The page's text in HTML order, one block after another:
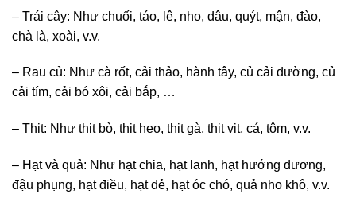
– Trái cây: Như chuối, táo, lê, nho, dâu, quýt, mận, đào,
chà là, xoài, v.v.
– Rau củ: Như cà rốt, cải thảo, hành tây, củ cải đường, củ
cải tím, cải bó xôi, cải bắp, …
– Thịt: Như thịt bò, thịt heo, thịt gà, thịt vịt, cá, tôm, v.v.
– Hạt và quả: Như hạt chia, hạt lanh, hạt hướng dương,
đậu phụng, hạt điều, hạt dẻ, hạt óc chó, quả nho khô, v.v.